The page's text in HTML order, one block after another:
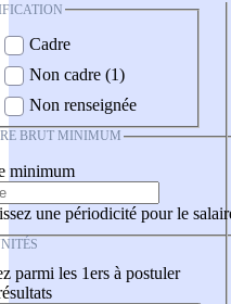
Cadre
Non cadre (1)
Non renseignée
BRUT MINIMUM
minimum
une périodicité pour le
parmi les 1ers à postuler